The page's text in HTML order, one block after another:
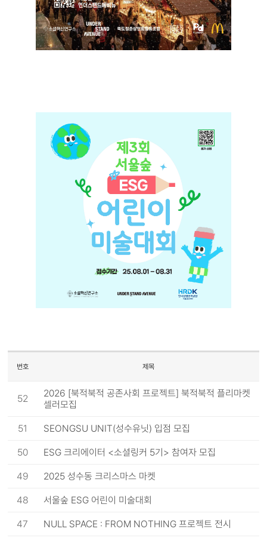
+
서울숲 ESG 어린이 미술대회
번호 제목
52
2026 [북적북적 공존사회 프로젝트] 북적북적 플리마켓
셀러모집
51 SEONGSU UNIT(성수유닛) 입점 모집
50 ESG 크리에이터 <소셜링커 5기> 참여자 모집
49 2025 성수동 크리스마스 마켓
48 서울숲 ESG 어린이 미술대회
47 NULL SPACE : FROM NOTHING 프로젝트 전시